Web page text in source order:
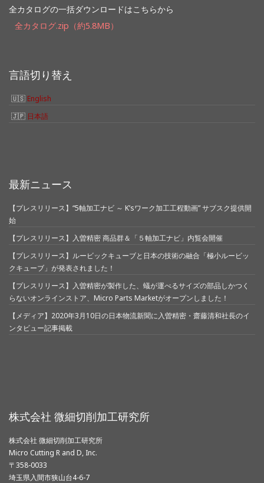
全カタログの一括ダウンロードはこちらから
全カタログ.zip（約5.8MB）
言語切り替え
English
日本語
最新ニュース
【プレスリリース】“5軸加工ナビ ～ K’sワーク加工工程動画” サブスク提供開
始
【プレスリリース】入曽精密 商品群＆「５軸加工ナビ」内覧会開催
【プレスリリース】ルービックキューブと日本の技術の融合「極小ルービッ
クキューブ」が発表されました！
【プレスリリース】入曽精密が製作した、蟻が運べるサイズの部品しかつく
らないオンラインストア、Micro Parts Marketがオープンしました！
【メディア】2020年3月10日の日本物流新聞に入曽精密・齋藤清和社長のイ
ンタビュー記事掲載
株式会社 微細切削加工研究所
株式会社 微細切削加工研究所
Micro Cutting R and D, Inc.
〒358-0033
埼玉県入間市狭山台4-6-7